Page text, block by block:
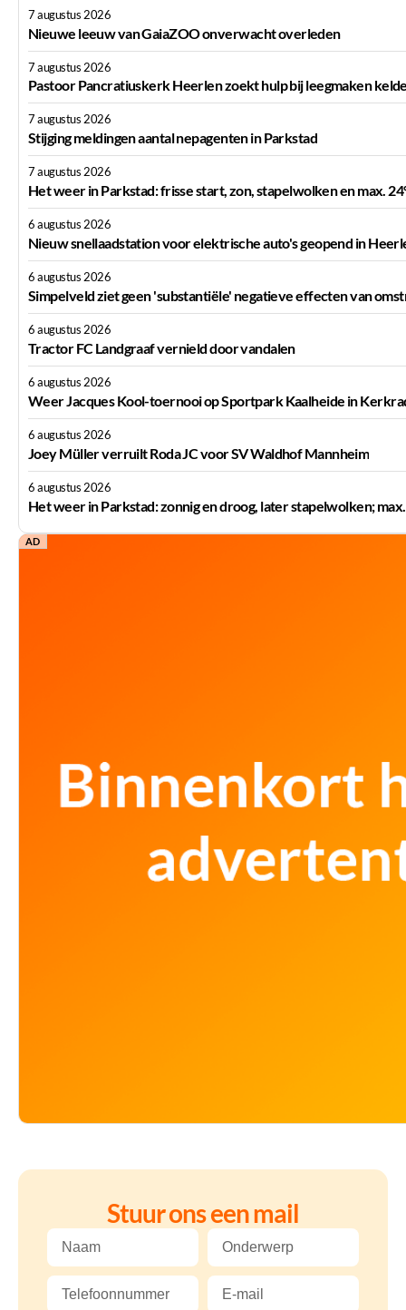
7 augustus 2026
Nieuwe leeuw van GaiaZOO onverwacht overleden
7 augustus 2026
Pastoor Pancratiuskerk Heerlen zoekt hulp bij leegmaken
7 augustus 2026
Stijging meldingen aantal nepagenten in Parkstad
7 augustus 2026
Het weer in Parkstad: frisse start, zon, stapelwolken en max.
6 augustus 2026
Nieuw snellaadstation voor elektrische auto's geopend in
6 augustus 2026
Simpelveld ziet geen 'substantiële' negatieve effecten van
6 augustus 2026
Tractor FC Landgraaf vernield door vandalen
6 augustus 2026
Weer Jacques Kool-toernooi op Sportpark Kaalheide in
6 augustus 2026
Joey Müller verruilt Roda JC voor SV Waldhof Mannheim
6 augustus 2026
Het weer in Parkstad: zonnig en droog, later stapelwolken; max.
AD
Stuur ons een mail